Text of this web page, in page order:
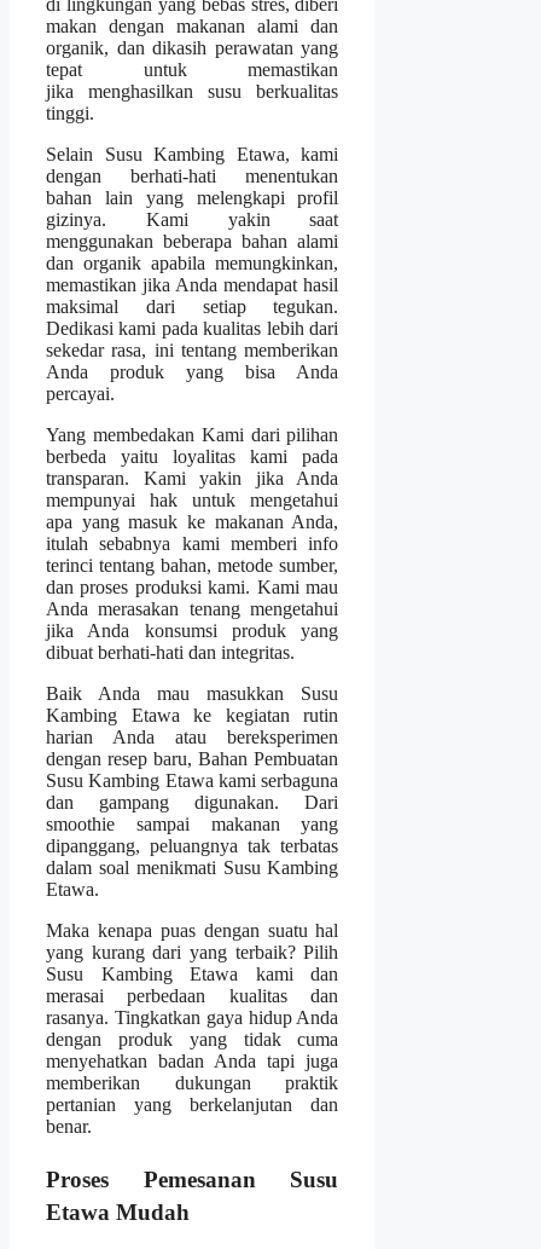
di lingkungan yang bebas stres, diberi
makan dengan makanan alami dan
organik, dan dikasih perawatan yang
tepat untuk memastikan
jika menghasilkan susu berkualitas
tinggi.
Selain Susu Kambing Etawa, kami
dengan berhati-hati menentukan
bahan lain yang melengkapi profil
gizinya. Kami yakin saat
menggunakan beberapa bahan alami
dan organik apabila memungkinkan,
memastikan jika Anda mendapat hasil
maksimal dari setiap tegukan.
Dedikasi kami pada kualitas lebih dari
sekedar rasa, ini tentang memberikan
Anda produk yang bisa Anda
percayai.
Yang membedakan Kami dari pilihan
berbeda yaitu loyalitas kami pada
transparan. Kami yakin jika Anda
mempunyai hak untuk mengetahui
apa yang masuk ke makanan Anda,
itulah sebabnya kami memberi info
terinci tentang bahan, metode sumber,
dan proses produksi kami. Kami mau
Anda merasakan tenang mengetahui
jika Anda konsumsi produk yang
dibuat berhati-hati dan integritas.
Baik Anda mau masukkan Susu
Kambing Etawa ke kegiatan rutin
harian Anda atau bereksperimen
dengan resep baru, Bahan Pembuatan
Susu Kambing Etawa kami serbaguna
dan gampang digunakan. Dari
smoothie sampai makanan yang
dipanggang, peluangnya tak terbatas
dalam soal menikmati Susu Kambing
Etawa.
Maka kenapa puas dengan suatu hal
yang kurang dari yang terbaik? Pilih
Susu Kambing Etawa kami dan
merasai perbedaan kualitas dan
rasanya. Tingkatkan gaya hidup Anda
dengan produk yang tidak cuma
menyehatkan badan Anda tapi juga
memberikan dukungan praktik
pertanian yang berkelanjutan dan
benar.
Proses Pemesanan Susu
Etawa Mudah